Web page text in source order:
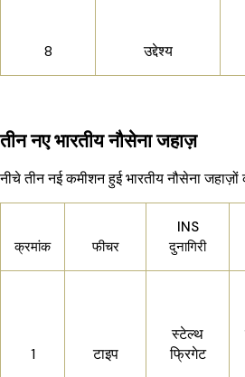
8 उद्देश्य
तीन नए भारतीय नौसेना जहाज़
नीचे तीन नई कमीशन हुई भारतीय नौसेना जहाज़ों
क्रमांक फीचर
INS
दुनागिरी
1 टाइप
स्टेल्थ
फ्रिगेट